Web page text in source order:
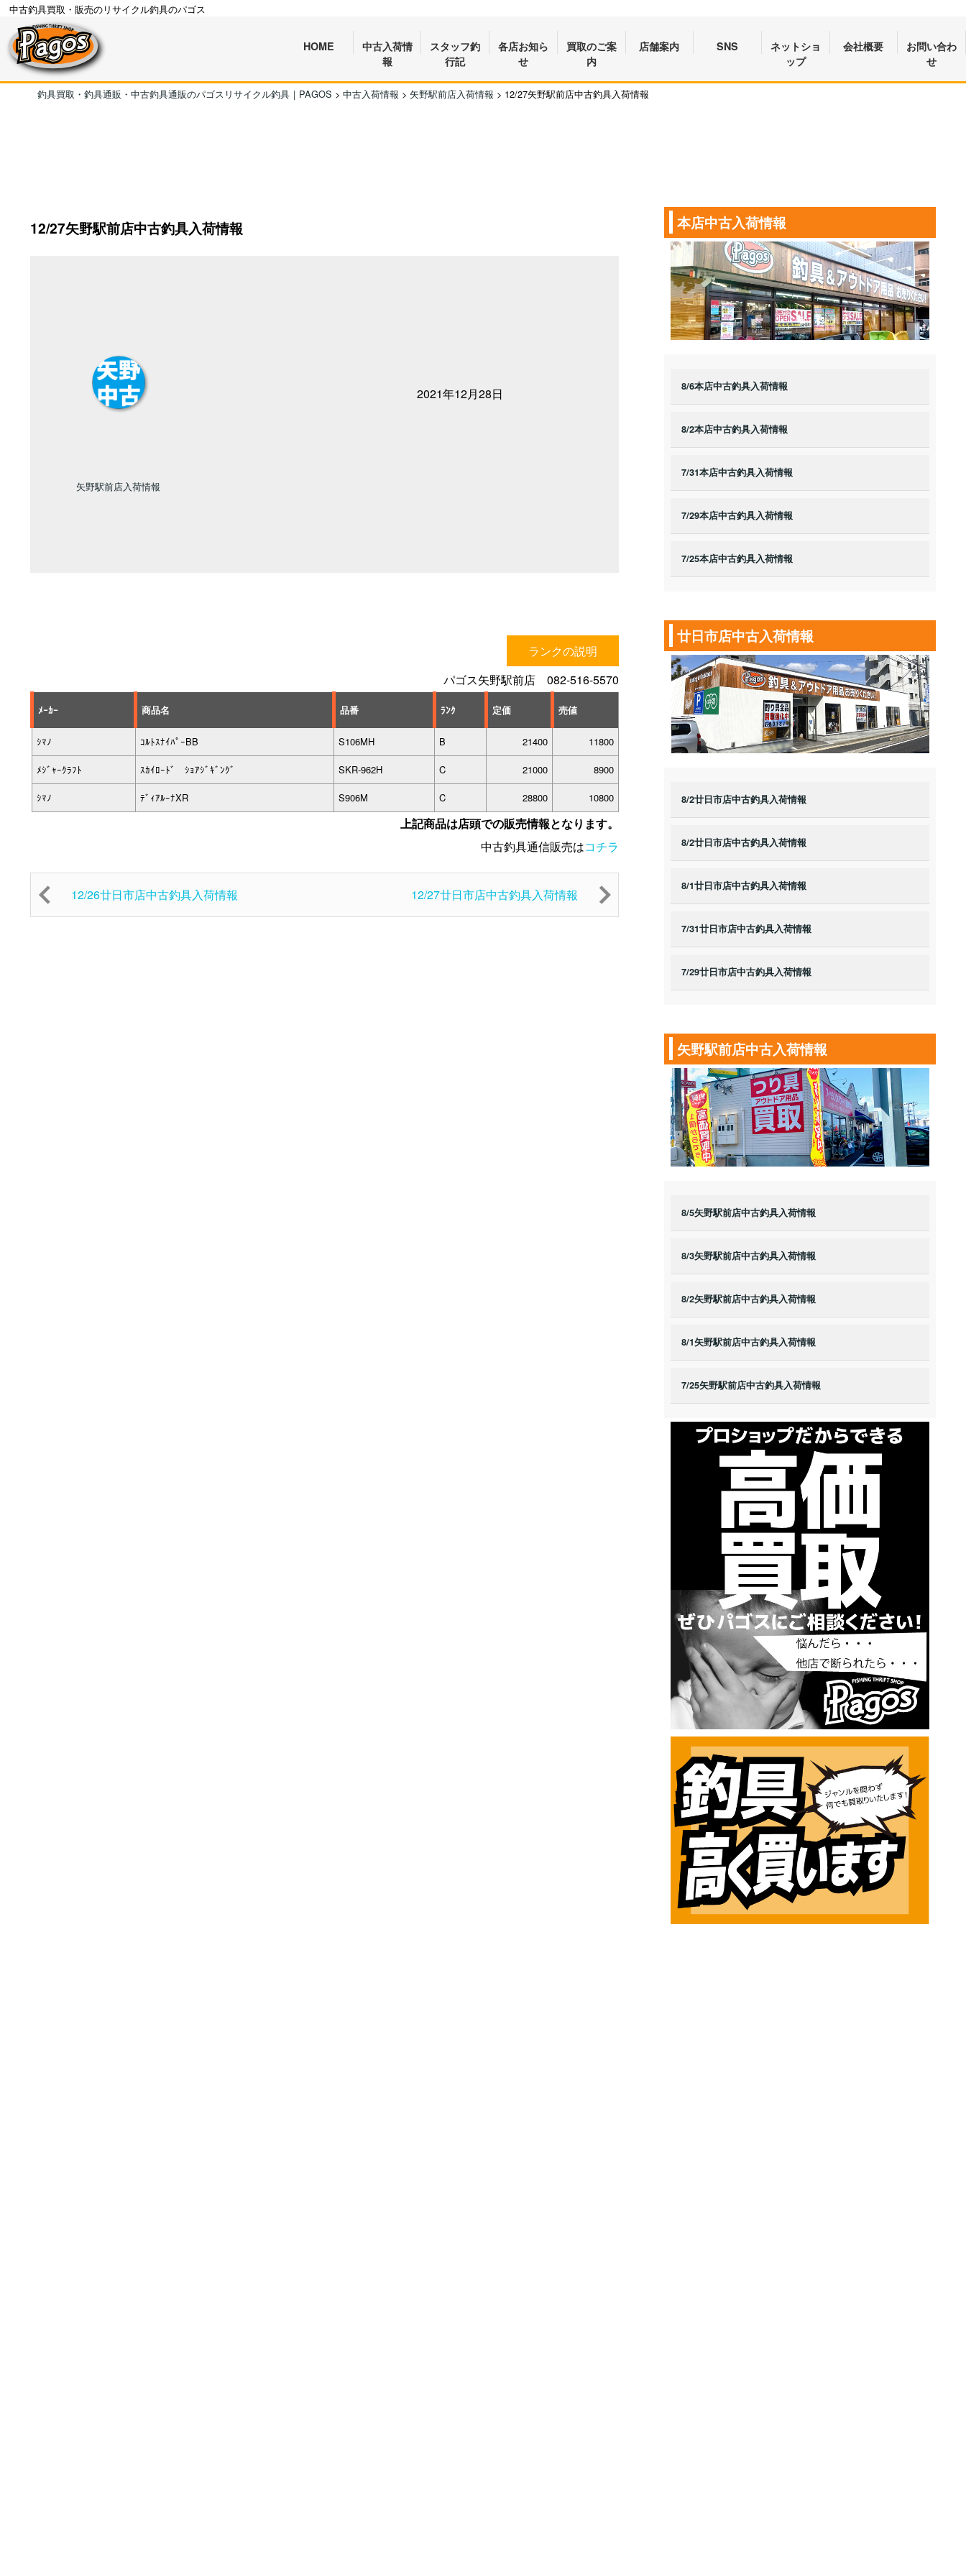
中古釣具買取・販売のリサイクル釣具のパゴス
HOME
中古入荷情
報
スタッフ釣
行記
各店お知ら
せ
買取のご案
内
店舗案内 SNS
ネットショ
ップ
会社概要
お問い合わ
せ
釣具買取・釣具通販・中古釣具通販のパゴスリサイクル釣具｜PAGOS > 中古入荷情報 > 矢野駅前店入荷情報 > 12/27矢野駅前店中古釣具入荷情報
12/27矢野駅前店中古釣具入荷情報
矢野駅前店入荷情報
2021年12月28日
ランクの説明
パゴス矢野駅前店 082-516-5570
ﾒｰｶｰ 商品名 品番 ﾗﾝｸ 定価 売値
ｼﾏﾉ ｺﾙﾄｽﾅｲﾊﾟｰBB S106MH B 21400 11800
ﾒｼﾞｬｰｸﾗﾌﾄ ｽｶｲﾛｰﾄﾞ ｼｮｱｼﾞｷﾞﾝｸﾞ SKR-962H C 21000 8900
ｼﾏﾉ ﾃﾞｨｱﾙｰﾅXR S906M C 28800 10800
上記商品は店頭での販売情報となります。
中古釣具通信販売はコチラ
12/26廿日市店中古釣具入荷情報 12/27廿日市店中古釣具入荷情報
本店中古入荷情報
8/6本店中古釣具入荷情報
8/2本店中古釣具入荷情報
7/31本店中古釣具入荷情報
7/29本店中古釣具入荷情報
7/25本店中古釣具入荷情報
廿日市店中古入荷情報
8/2廿日市店中古釣具入荷情報
8/2廿日市店中古釣具入荷情報
8/1廿日市店中古釣具入荷情報
7/31廿日市店中古釣具入荷情報
7/29廿日市店中古釣具入荷情報
矢野駅前店中古入荷情報
8/5矢野駅前店中古釣具入荷情報
8/3矢野駅前店中古釣具入荷情報
8/2矢野駅前店中古釣具入荷情報
8/1矢野駅前店中古釣具入荷情報
7/25矢野駅前店中古釣具入荷情報